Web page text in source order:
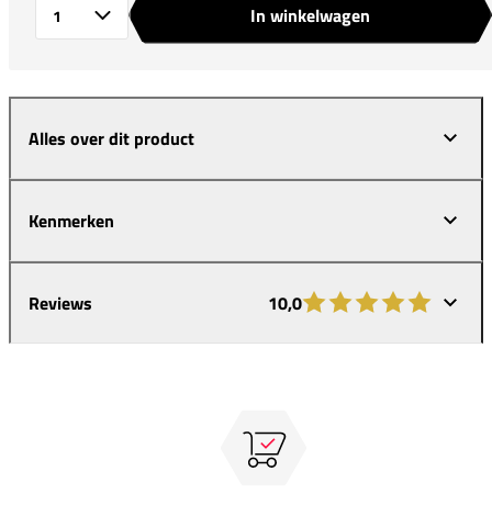
In winkelwagen
Alles over dit product
Kenmerken
Reviews 10,0